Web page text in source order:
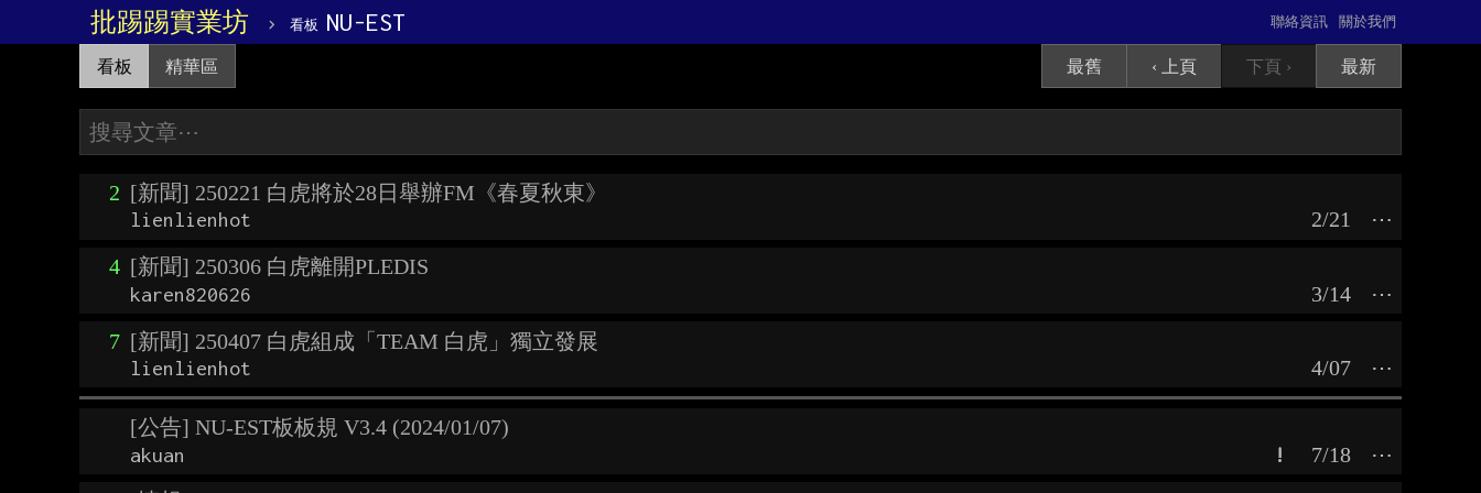
批踢踢實業坊 › 看板 NU-EST 關於我們
聯絡資訊
看板 精華區 最舊 ‹ 上頁 下頁 › 最新
2 [新聞] 250221 白虎將於28日舉辦FM《春夏秋東》
lienlienhot ⋯
2/21
4 [新聞] 250306 白虎離開PLEDIS
karen820626 ⋯
3/14
7 [新聞] 250407 白虎組成「TEAM 白虎」獨立發展
lienlienhot ⋯
4/07
[公告] NU-EST板板規 V3.4 (2024/01/07)
akuan ⋯
7/18
!